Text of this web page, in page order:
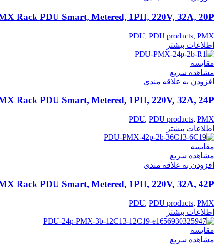
Rack PDU Smart, Metered, 1PH, 220V, 32A, 20P
PDU, PDU products, PMX
اطلاعات بیشتر
مقایسه
مشاهده سریع
افزودن به علاقه مندی
Rack PDU Smart, Metered, 1PH, 220V, 32A, 24P
PDU, PDU products, PMX
اطلاعات بیشتر
مقایسه
مشاهده سریع
افزودن به علاقه مندی
Rack PDU Smart, Metered, 1PH, 220V, 32A, 42P
PDU, PDU products, PMX
اطلاعات بیشتر
مقایسه
مشاهده سریع